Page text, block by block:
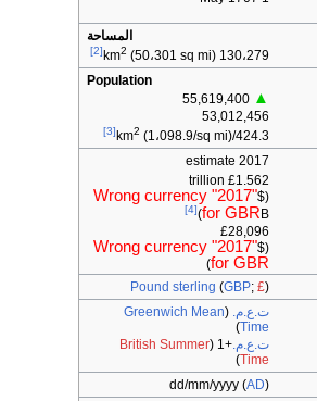
المساحة
130،279 km 2 (50،301 sq mi) [2]
Population
▲
55,619,400
53,012,456
424.3/km
2 (1،098.9/sq mi) [3]
2017 estimate
£1.562 trillion
($
Wrong currency "2017"
for GBR B)
[4]
£28,096
($
Wrong currency "2017"
for GBR
)
Pound sterling (GBP; £)
ت.ع.م. (
Greenwich Mean
Time
)
ت.ع.م.+1
(
British Summer
Time
)
dd/mm/yyyy (AD)